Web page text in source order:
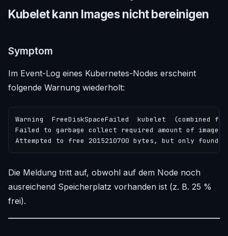
Kubelet kann Images nicht bereinigen
Symptom
Im Event-Log eines Kubernetes-Nodes erscheint
folgende Warnung wiederholt:
Warning  FreeDiskSpaceFailed  kubelet  (combined
Failed to garbage collect required amount of images.
Die Meldung tritt auf, obwohl auf dem Node noch
ausreichend Speicherplatz vorhanden ist (z. B. 25 %
frei).